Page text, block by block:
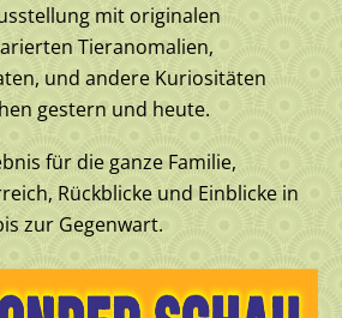
mit originalen
Tieranomalien,
und andere Kuriositäten
gestern und heute.
für die ganze Familie,
Rückblicke und Einblicke in
zur Gegenwart.